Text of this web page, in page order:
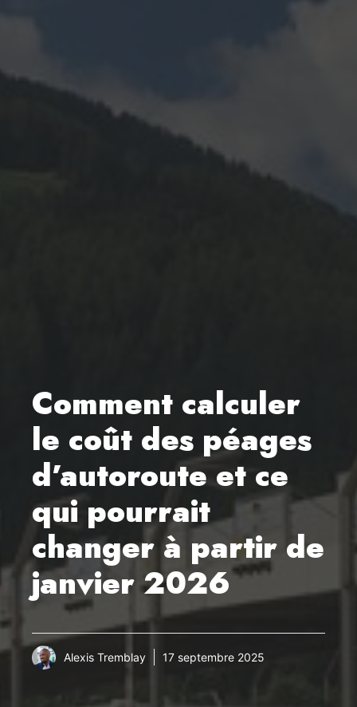
Comment calculer
le coût des péages
d’autoroute et ce
qui pourrait
changer à partir de
janvier 2026
Alexis Tremblay 17 septembre 2025